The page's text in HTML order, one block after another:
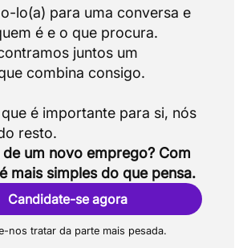
lo(a) para uma conversa e
é e o que procura.
juntos um
combina consigo.
é importante para si, nós
um novo emprego? Com
mais simples do que pensa.
Candidate-se agora
nos tratar da parte mais pesada.